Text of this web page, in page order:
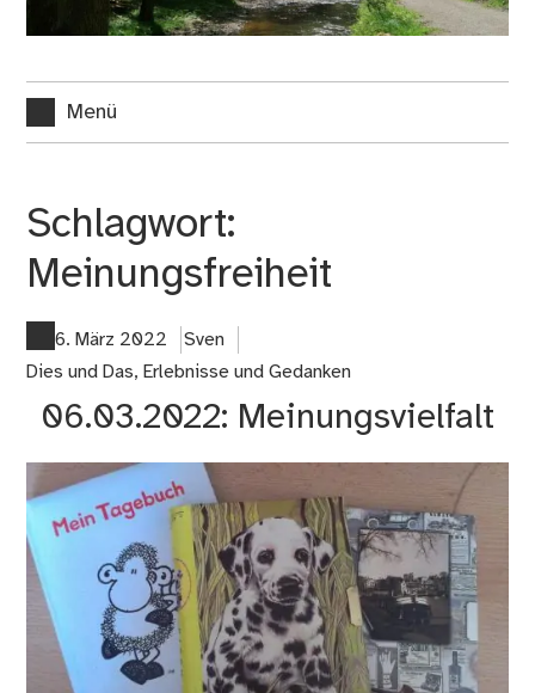
Menü
Schlagwort:
Meinungsfreiheit
6. März 2022
Sven
Dies und Das, Erlebnisse und Gedanken
06.03.2022: Meinungsvielfalt